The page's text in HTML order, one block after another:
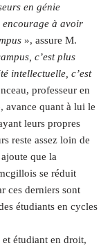
en génie
encourage à avoir
», assure M.
c’est plus
intellectuelle, c’est
professeur en
avance quant à lui le
leurs propres
reste assez loin de
que la
se réduit
ces derniers sont
étudiants en cycles
et étudiant en droit,